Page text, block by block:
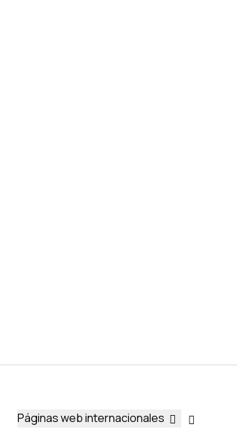
Páginas web internacionales